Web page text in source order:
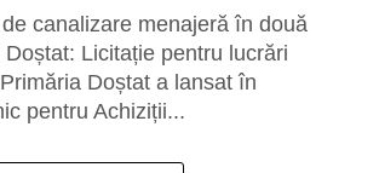
canalizare menajeră în două
Licitație pentru lucrări
Doștat a lansat în
pentru Achiziții...